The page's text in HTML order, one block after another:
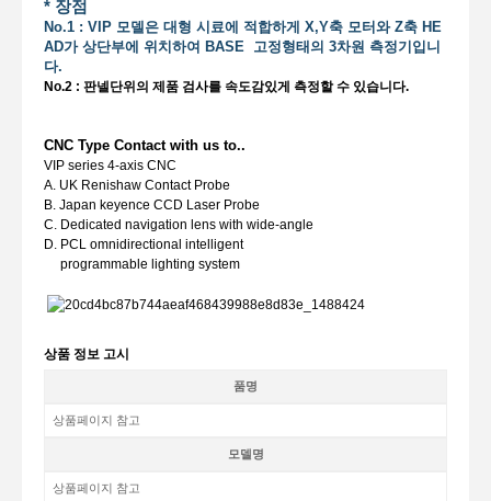
* 장점
No.1 : VIP 모델은 대형 시료에 적합하게 X,Y축 모터와 Z축 HE
AD가 상단부에 위치하여 BASE 고정형태의 3차원 측정기입니
다.
No.2 : 판넬단위의 제품 검사를 속도감있게 측정할 수 있습니다.
CNC Type Contact with us to..
VIP series 4-axis CNC
A. UK Renishaw Contact Probe
B. Japan keyence CCD Laser Probe
C. Dedicated navigation lens with wide-angle
D. PCL omnidirectional intelligent
programmable lighting system
상품 정보 고시
품명
상품페이지 참고
모델명
상품페이지 참고